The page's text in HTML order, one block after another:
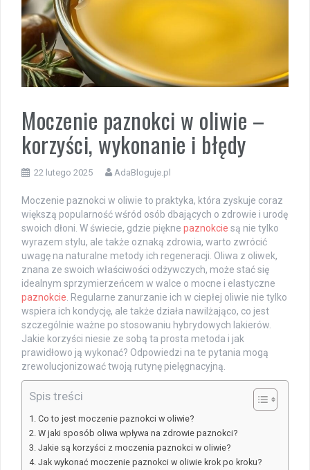
Moczenie paznokci w oliwie –
korzyści, wykonanie i błędy
22 lutego 2025 AdaBloguje.pl
Moczenie paznokci w oliwie to praktyka, która zyskuje coraz
większą popularność wśród osób dbających o zdrowie i urodę
swoich dłoni. W świecie, gdzie piękne paznokcie są nie tylko
wyrazem stylu, ale także oznaką zdrowia, warto zwrócić
uwagę na naturalne metody ich regeneracji. Oliwa z oliwek,
znana ze swoich właściwości odżywczych, może stać się
idealnym sprzymierzeńcem w walce o mocne i elastyczne
paznokcie . Regularne zanurzanie ich w ciepłej oliwie nie tylko
wspiera ich kondycję, ale także działa nawilżająco, co jest
szczególnie ważne po stosowaniu hybrydowych lakierów.
Jakie korzyści niesie ze sobą ta prosta metoda i jak
prawidłowo ją wykonać? Odpowiedzi na te pytania mogą
zrewolucjonizować twoją rutynę pielęgnacyjną.
Spis treści
Co to jest moczenie paznokci w oliwie?
W jaki sposób oliwa wpływa na zdrowie paznokci?
Jakie są korzyści z moczenia paznokci w oliwie?
Jak wykonać moczenie paznokci w oliwie krok po kroku?